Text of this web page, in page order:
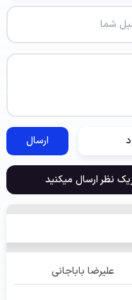
ارسال
نظر ارسال میکنید
علیرضا باباجانی